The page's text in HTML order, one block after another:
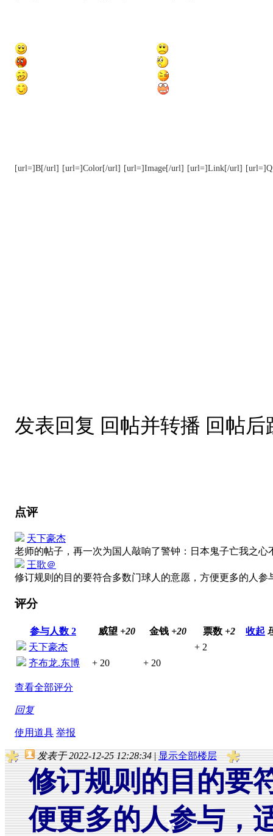
[url=]B[/url] [url=]Color[/url] [url=]Image[/url] [url=]Link[/url]
发表回复 回帖并转播 回帖
点评
天下豪杰
老师的帖子，再一次为国人敲响了警钟：日本鬼子亡我之
王歌＠
修订规则的目的要符合多数门球人的意愿，方便更多的人
评分
参与人数 2 威望 +20 金钱 +20 票数 +2 收起
天下豪杰
+ 2
齐布龙.东博
+ 20 + 20
查看全部评分
回复
使用道具 举报
发表于 2022-12-25 12:28:34 | 显示全部楼层
修订规则的目的要
便更多的人参与，